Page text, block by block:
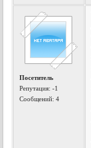
Посетитель
Репутация:-1
Сообщений: 4